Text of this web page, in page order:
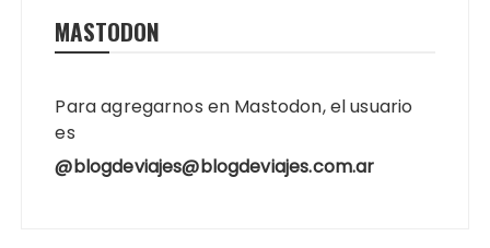
MASTODON
Para agregarnos en Mastodon, el usuario
es
@blogdeviajes@blogdeviajes.com.ar